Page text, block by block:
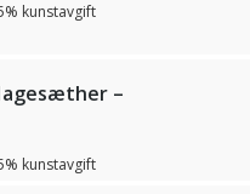
kunstavgift
–
kunstavgift